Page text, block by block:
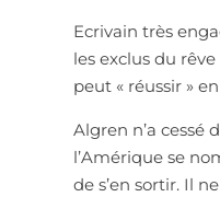
Ecrivain très
les exclus du
peut « réussir »
Algren n’a cessé
l’Amérique se
de s’en sortir. Il